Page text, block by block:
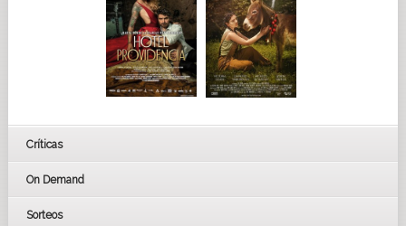
Críticas
On Demand
Sorteos